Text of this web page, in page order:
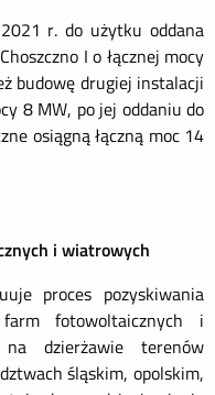
r. do użytku oddana
I o łącznej mocy
budowę drugiej instalacji
8 MW, po jej oddaniu do
osiągną łączną moc 14
i wiatrowych
proces pozyskiwania
fotowoltaicznych i
dzierżawie terenów
śląskim, opolskim,